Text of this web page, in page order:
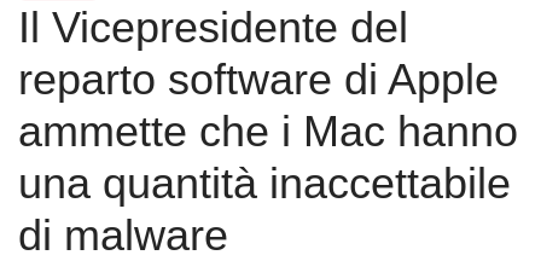
Il Vicepresidente del
reparto software di Apple
ammette che i Mac hanno
una quantità inaccettabile
di malware